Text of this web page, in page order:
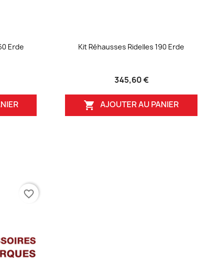
Erde Kit Réhausses Ridelles 190 Erde
345,60 €
 AJOUTER AU PANIER
favorite_border